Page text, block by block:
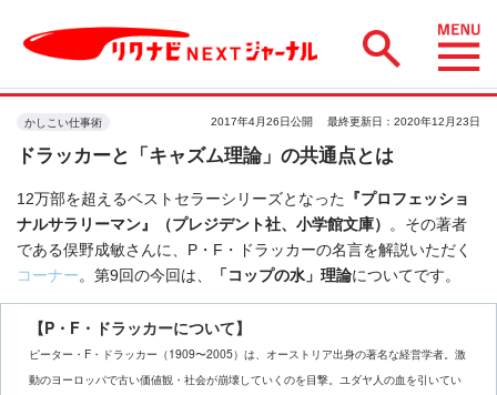
かしこい仕事術 2017年4月26日公開 最終更新日：2020年12月23日
ドラッカーと「キャズム理論」の共通点とは
12万部を超えるベストセラーシリーズとなった
『プロフェッショ
ナルサラリーマン』（プレジデント社、小学館文庫）
。その著者
である俣野成敏さんに、P・F・ドラッカーの名言を解説いただく
コーナー。第9回の今回は、 「コップの水」理論についてです。
【P・F・ドラッカーについて】
ピーター・F・ドラッカー（1909〜2005）は、オーストリア出身の著名な経営学者。激
動のヨーロッパで古い価値観・社会が崩壊していくのを目撃。ユダヤ人の血を引いてい